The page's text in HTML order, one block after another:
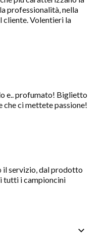
professionalità, nella
cliente. Volentieri la
e.. profumato! Biglietto
che ci mettete passione!
il servizio, dal prodotto
tutti i campioncini
